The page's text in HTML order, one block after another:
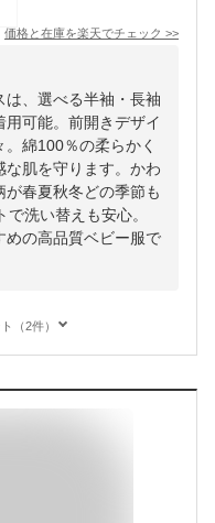
価格と在庫を楽天でチェック >>
、選べる半袖・長袖
可能。前開きデザイ
綿100％の柔らかく
な肌を守ります。かわ
春夏秋冬どの季節も
洗い替えも安心。
めの高品質ベビー服で
（2件）